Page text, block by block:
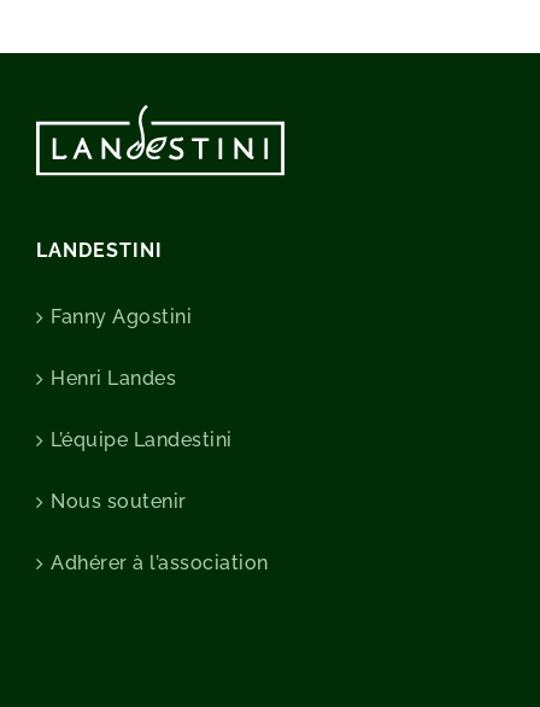
LANDESTINI
Fanny Agostini
Henri Landes
L’équipe Landestini
Nous soutenir
Adhérer à l’association